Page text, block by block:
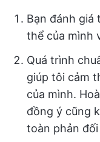
Bạn đánh giá
thể của mình
Quá trình
giúp tôi cảm
của mình.
đồng ý cũng
toàn phản đối